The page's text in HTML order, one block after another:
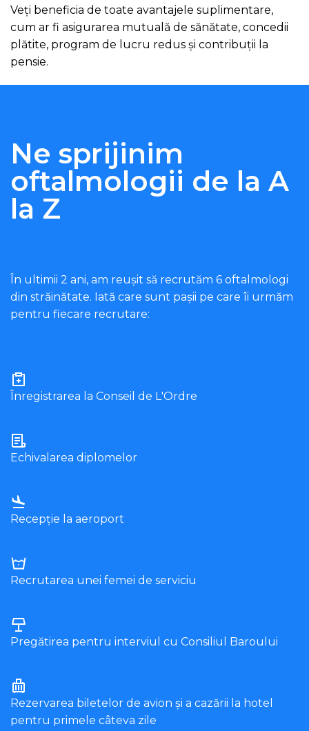
Veți beneficia de toate avantajele suplimentare,
cum ar fi asigurarea mutuală de sănătate, concedii
plătite, program de lucru redus și contribuții la
pensie.
Ne sprijinim
oftalmologii de la A
la Z
În ultimii 2 ani, am reușit să recrutăm 6 oftalmologi
din străinătate. Iată care sunt pașii pe care îi urmăm
pentru fiecare recrutare:
Înregistrarea la Conseil de L'Ordre
Echivalarea diplomelor
Recepție la aeroport
Recrutarea unei femei de serviciu
Pregătirea pentru interviul cu Consiliul Baroului
Rezervarea biletelor de avion și a cazării la hotel
pentru primele câteva zile